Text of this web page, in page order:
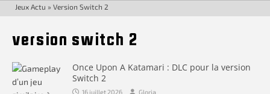
Jeux Actu » Version Switch 2
version switch 2
Once Upon A Katamari : DLC pour la version
Switch 2
16 juillet 2026 Gloria